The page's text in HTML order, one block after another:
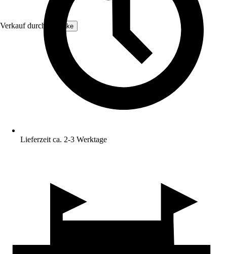
Verkauf durch: tectake
Lieferzeit ca. 2-3 Werktage